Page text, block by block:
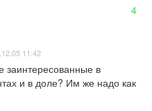
4
11:42
заинтересованные в
и в доле? Им же надо как